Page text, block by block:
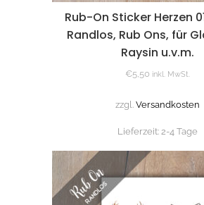
Rub-On Sticker Herzen
Randlos, Rub Ons, für
Raysin u.v.m.
€5,50 inkl. MwSt.
zzgl. Versandkosten
Lieferzeit: 2-4 Tage